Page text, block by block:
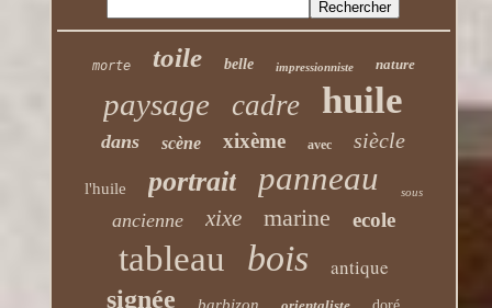
morte toile belle impressionniste nature
paysage cadre huile
dans scène xixème avec siècle
l'huile portrait panneau sous
ancienne xixe marine ecole
tableau bois antique
signée